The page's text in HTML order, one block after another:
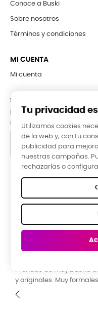
Conoce a Buski
Sobre nosotros
Términos y condiciones
MI CUENTA
Mi cuenta
SUBCRÍBETE A LA
Puede darse de baja en
nuestra información de
ROBERTO EG, hace 3
Prendas de muy buena
y originales. Muy
Tu privacidad
Utilizamos cookies
de la web y, con tu
publicidad para
nuestras campañas.
rechazarlas o